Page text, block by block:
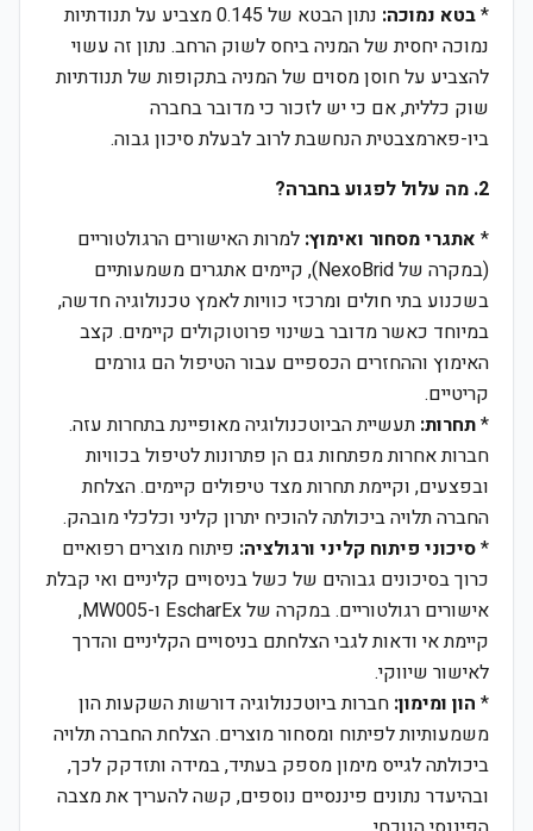
*בטא נמוכה:
נתון הבטא של 0.145 מצביע על תנודתיות
נמוכה יחסית של המניה ביחס לשוק הרחב. נתון זה עשוי
להצביע על חוסן מסוים של המניה בתקופות של תנודתיות
שוק כללית, אם כי יש לזכור כי מדובר בחברה
ביו-פארמצבטית הנחשבת לרוב לבעלת סיכון גבוה.
2. מה עלול לפגוע בחברה?
* אתגרי מסחור ואימוץ: למרות האישורים הרגולטוריים
(במקרה של NexoBrid), קיימים אתגרים משמעותיים
בשכנוע בתי חולים ומרכזי כוויות לאמץ טכנולוגיה חדשה,
במיוחד כאשר מדובר בשינוי פרוטוקולים קיימים. קצב
האימוץ וההחזרים הכספיים עבור הטיפול הם גורמים
קריטיים.
*תחרות: תעשיית הביוטכנולוגיה מאופיינת בתחרות עזה.
חברות אחרות מפתחות גם הן פתרונות לטיפול בכוויות
ובפצעים, וקיימת תחרות מצד טיפולים קיימים. הצלחת
החברה תלויה ביכולתה להוכיח יתרון קליני וכלכלי מובהק.
*סיכוני פיתוח קליני ורגולציה: פיתוח מוצרים רפואיים
כרוך בסיכונים גבוהים של כשל בניסויים קליניים ואי קבלת
אישורים רגולטוריים. במקרה של EscharEx ו-MW005,
קיימת אי ודאות לגבי הצלחתם בניסויים הקליניים והדרך
לאישור שיווקי.
* הון ומימון: חברות ביוטכנולוגיה דורשות השקעות הון
משמעותיות לפיתוח ומסחור מוצרים. הצלחת החברה תלויה
ביכולתה לגייס מימון מספק בעתיד, במידה ותזדקק לכך,
ובהיעדר נתונים פיננסיים נוספים, קשה להעריך את מצבה